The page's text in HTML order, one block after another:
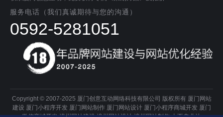
服务电话（我们真诚期待与您的沟通）
0592-5281051
Copyright © 2007-2025 厦门创意互动网络科技有限公司 版权所有 厦门网站
建设 厦门小程序开发 厦门网站制作 厦门网站设计 厦门小程序商城开发 厦门